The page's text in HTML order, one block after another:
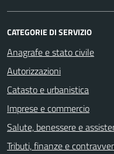
CATEGORIE DI SERVIZIO
Anagrafe e stato civile
Autorizzazioni
Catasto e urbanistica
Imprese e commercio
Salute, benessere e
Tributi, finanze e